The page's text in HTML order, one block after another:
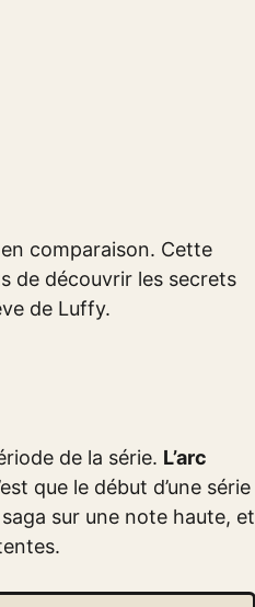
comparaison. Cette
de découvrir les secrets
de Luffy.
de la série. L’arc
que le début d’une série
sur une note haute, et